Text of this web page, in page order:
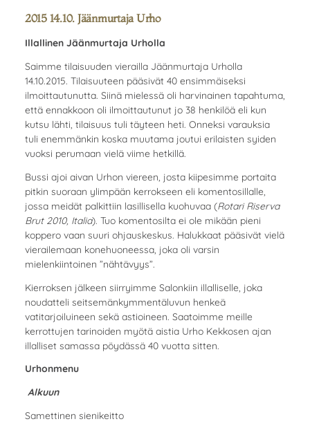
2015 14.10. Jäänmurtaja Urho
Illallinen Jäänmurtaja Urholla
Saimme tilaisuuden vierailla Jäänmurtaja Urholla
14.10.2015. Tilaisuuteen pääsivät 40 ensimmäiseksi
ilmoittautunutta. Siinä mielessä oli harvinainen tapahtuma,
että ennakkoon oli ilmoittautunut jo 38 henkilöä eli kun
kutsu lähti, tilaisuus tuli täyteen heti. Onneksi varauksia
tuli enemmänkin koska muutama joutui erilaisten syiden
vuoksi perumaan vielä viime hetkillä.
Bussi ajoi aivan Urhon viereen, josta kiipesimme portaita
pitkin suoraan ylimpään kerrokseen eli komentosillalle,
jossa meidät palkittiin lasillisella kuohuvaa (Rotari Riserva
Brut 2010, Italia). Tuo komentosilta ei ole mikään pieni
koppero vaan suuri ohjauskeskus. Halukkaat pääsivät vielä
vierailemaan konehuoneessa, joka oli varsin
mielenkiintoinen ”nähtävyys”.
Kierroksen jälkeen siirryimme Salonkiin illalliselle, joka
noudatteli seitsemänkymmentäluvun henkeä
vatitarjoiluineen sekä astioineen. Saatoimme meille
kerrottujen tarinoiden myötä aistia Urho Kekkosen ajan
illalliset samassa pöydässä 40 vuotta sitten.
Urhonmenu
Alkuun
Samettinen sienikeitto